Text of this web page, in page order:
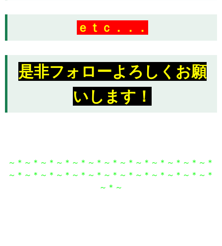
ｅｔｃ．．．
是非フォローよろしくお願
いします！
～＊～＊～＊～＊～＊～＊～＊～＊～＊～＊～＊～＊～＊
～＊～＊～＊～＊～＊～＊～＊～＊～＊～＊～＊～＊～＊
～＊～